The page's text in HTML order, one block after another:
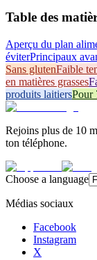
Table des
Aperçu du plan
éviterPrincipaux
Sans glutenFaible
en matières grasses
produits laitiersPour
Rejoins plus de 10
ton téléphone.
Choose a language
Médias sociaux
Facebook
Instagram
X